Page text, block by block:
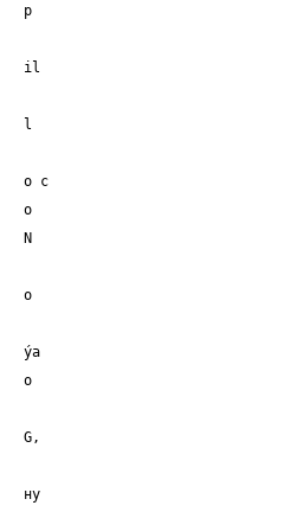
р
il
l
о с
о
N
о
ýa
о
G,
ну